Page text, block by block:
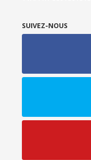
SUIVEZ-NOUS